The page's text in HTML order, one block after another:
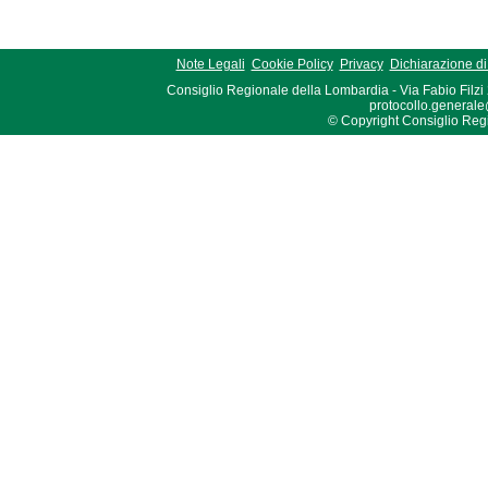
Note Legali Cookie Policy Privacy
Dichiarazione
Consiglio Regionale della Lombardia - Via Fabio Filzi
© Copyright Consiglio